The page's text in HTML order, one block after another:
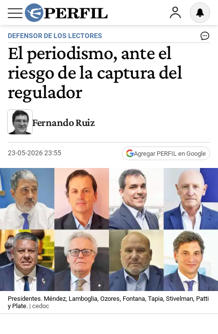
DEFENSOR DE LOS LECTORES
El periodismo, ante el
riesgo de la captura del
regulador
Fernando Ruiz
23-05-2026 23:55 Agregar PERFIL en Google
Presidentes. Méndez, Lamboglia, Ozores, Fontana, Tapia, Stivelman, Patti
y Plate. | cedoc